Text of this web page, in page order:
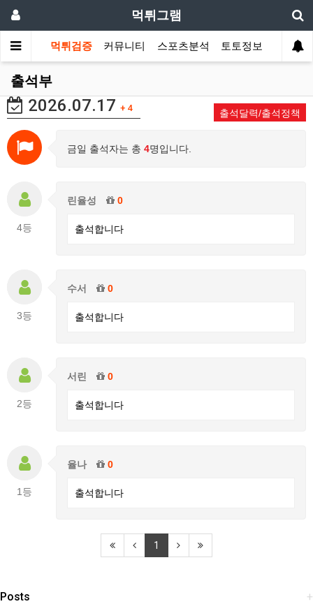
먹튀그램
먹튀검증 커뮤니티 스포츠분석 토토정보
출석부
2026.07.17 + 4 출석달력/출석정책
금일 출석자는 총 4명입니다.
4등
린율성 0
출석합니다
3등
수서 0
출석합니다
2등
서린 0
출석합니다
1등
율나 0
출석합니다
1
+
Posts